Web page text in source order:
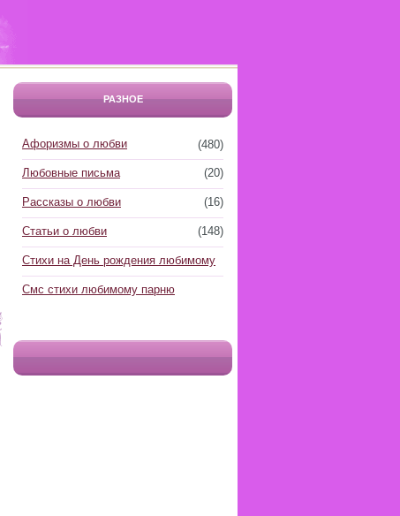
РАЗНОЕ
(480)
Афоризмы о любви
(20)
Любовные письма
(16)
Рассказы о любви
(148)
Статьи о любви
Стихи на День рождения любимому
Смс стихи любимому парню